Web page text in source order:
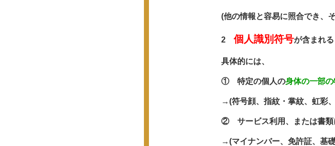
(他の情報と容易に照合でき、
2 個人識別符号が含まれ
具体的には、
① 特定の個人の身体の一部
→(符号顔、指紋・掌紋、虹彩
② サービス利用、または書類
→(マイナンバー、免許証、基